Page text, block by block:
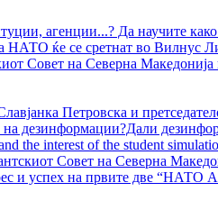
агенции...? Да научите
НАТО ќе се сретнат во Вилнус
Совет на Северна
Петровска и
на дезинформации?Дали
the interest of the student
Совет на Северна
и успех на првите две “НАТО